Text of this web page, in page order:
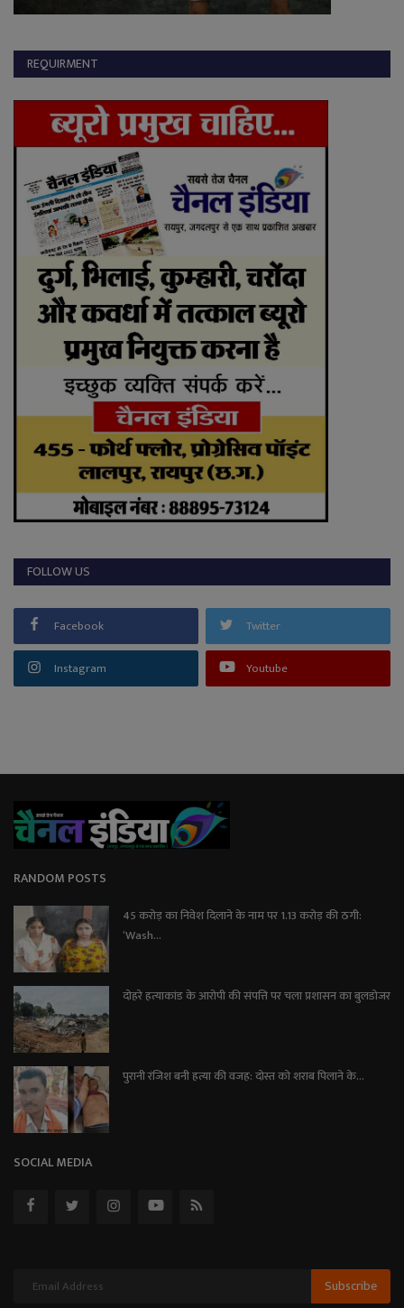
REQUIRMENT
FOLLOW US
Facebook Twitter
Instagram Youtube
RANDOM POSTS
45 करोड़ का निवेश दिलाने के नाम पर 1.13 करोड़ की ठगी:
‘Wash...
दोहरे हत्याकांड के आरोपी की संपत्ति पर चला प्रशासन का बुलडोजर
पुरानी रंजिश बनी हत्या की वजह: दोस्त को शराब पिलाने के...
SOCIAL MEDIA
Subscribe